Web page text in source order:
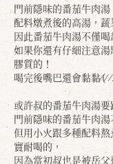
門前隱味的番茄牛肉
配料燉煮後的高湯，
因此番茄牛肉湯不僅喝
如果你還有仔細注意
膠質的！
喝完後嘴巴還會黏黏⁄(⁄ ⁄
或許叔的番茄牛肉湯
門前隱味的番茄牛肉
但用小火跟多種配料
實耐喝的，
因為當初叔也是被岳